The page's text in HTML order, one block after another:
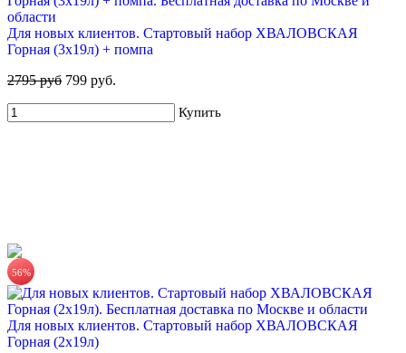
Для новых клиентов. Стартовый набор ХВАЛОВСКАЯ
Горная (3х19л) + помпа
2795 руб 799 руб.
Купить
56%
Для новых клиентов. Стартовый набор ХВАЛОВСКАЯ
Горная (2х19л)